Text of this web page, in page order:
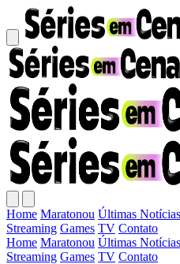
Home Maratonou Últimas Notícias
Streaming Games TV Contato
Home Maratonou Últimas Notícias
Streaming Games TV Contato